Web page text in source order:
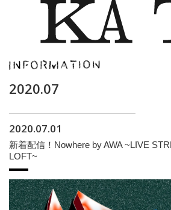
2020.07
2020.07.01
新着配信！Nowhere by AWA ~LIVE
LOFT~